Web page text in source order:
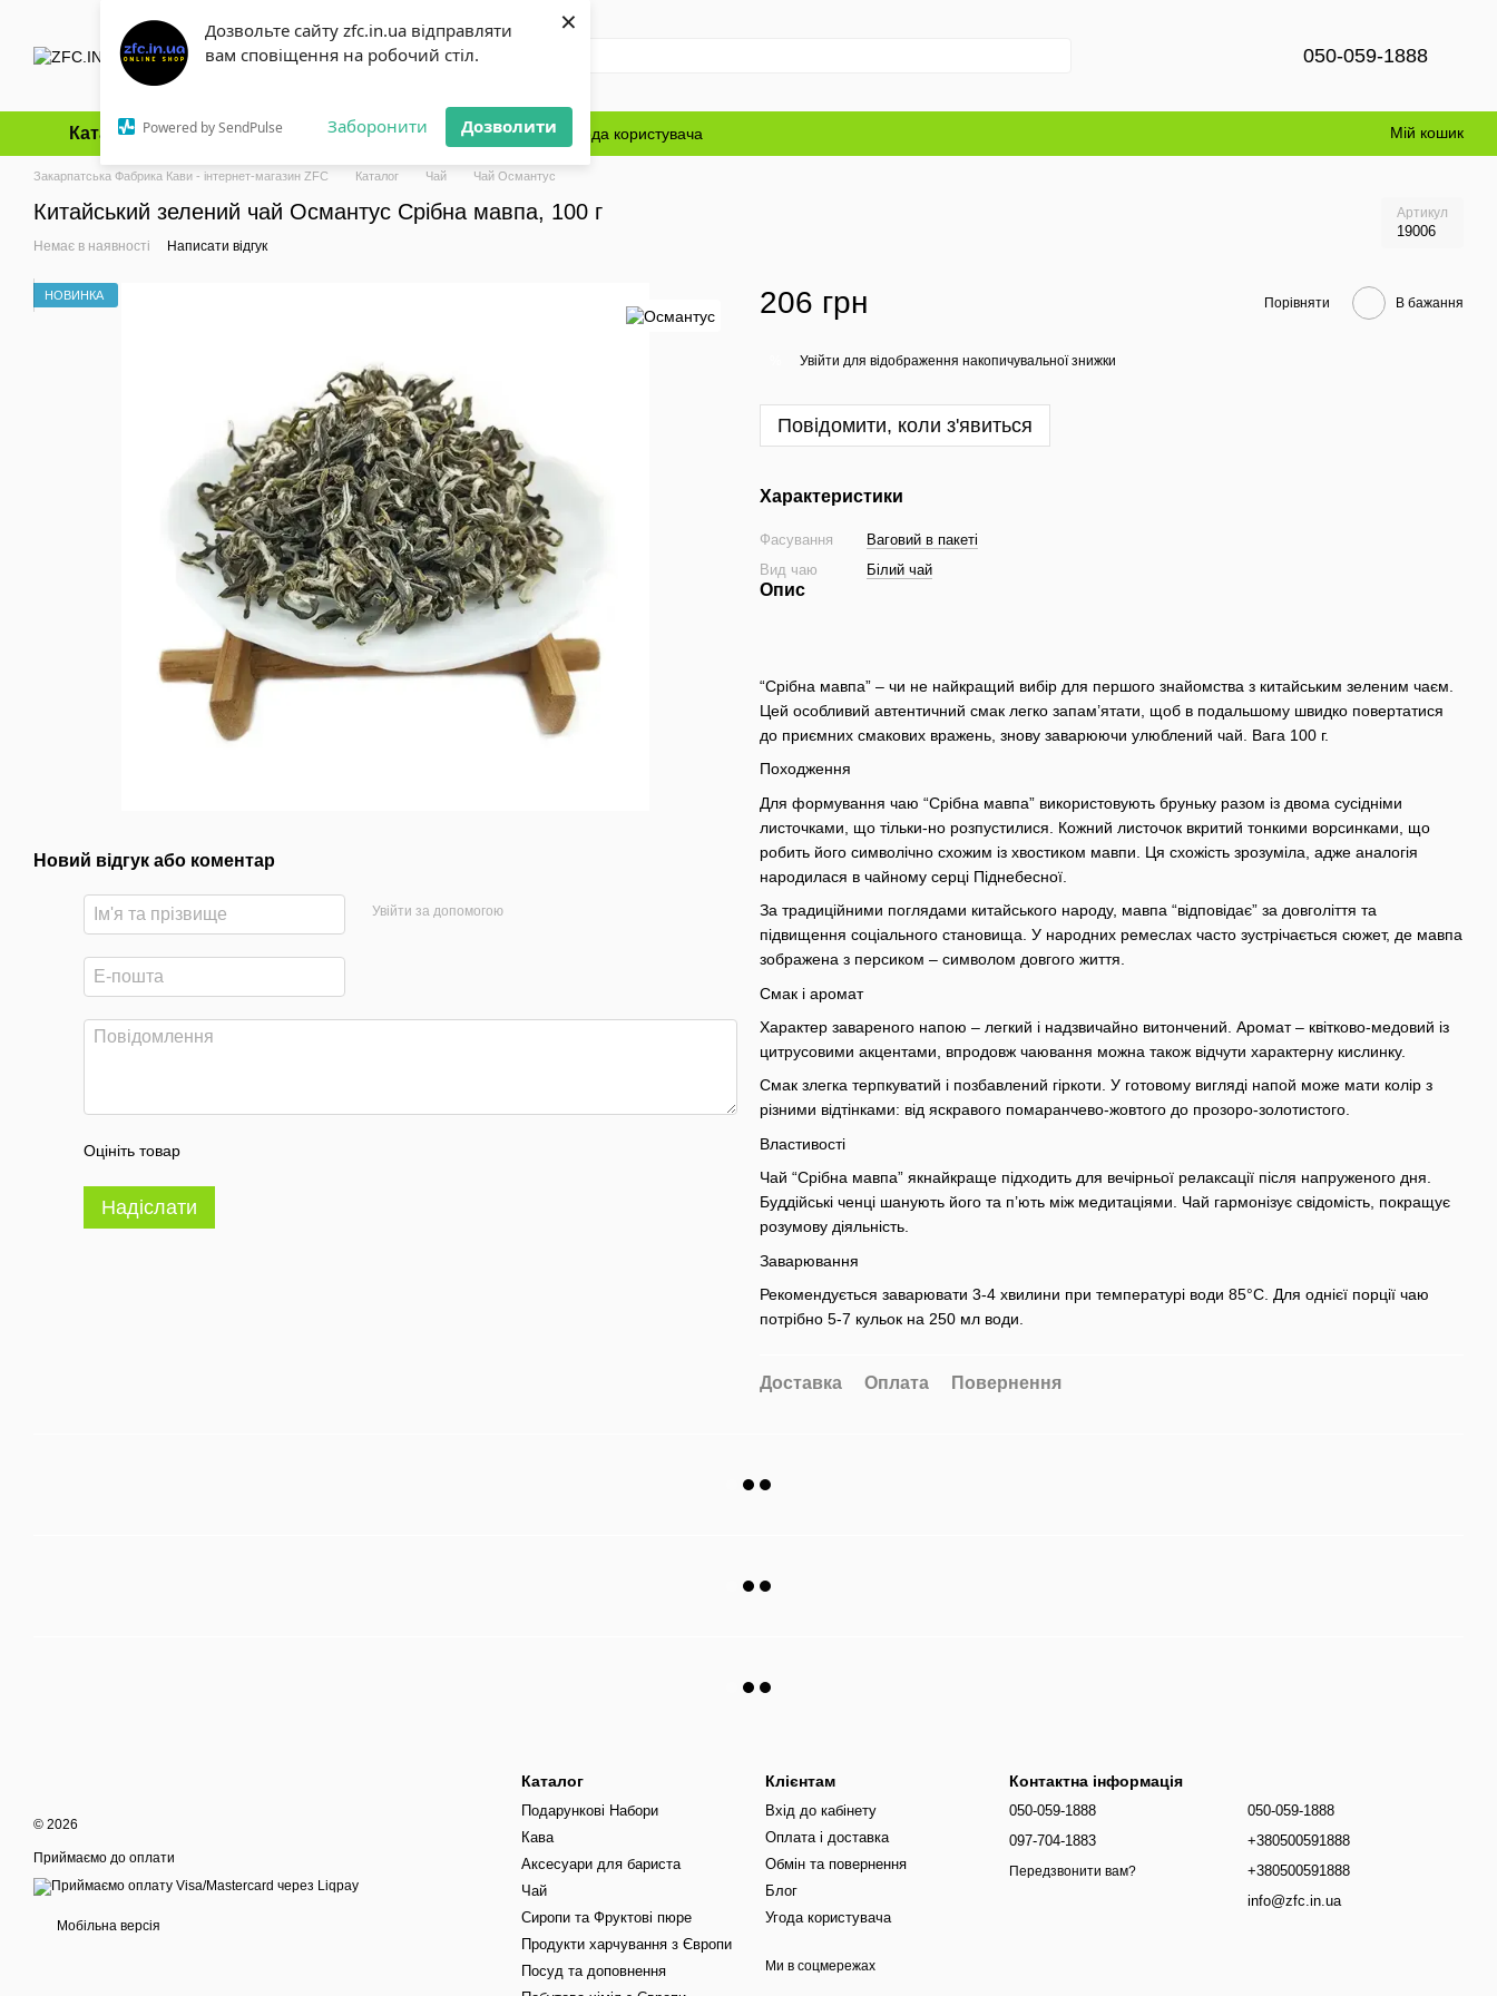
Дозвольте сайту zfc.in.ua відправляти
вам сповіщення на робочий стіл.
Powered by SendPulse Заборонити Дозволити
×
Перейти до основного контенту
050-059-1888
Каталог Оплата і доставка Обмін та повернення Блог Угода користувача Мій кошик
Закарпатська Фабрика Кави - інтернет-магазин ZFC Каталог Чай Чай Османтус
Китайський зелений чай Османтус Срібна мавпа, 100 г Артикул
19006
Немає в наявності Написати відгук
НОВИНКА
Новий відгук або коментар
Увійти за допомогою
Оцініть товар
Надіслати
206 грн Порівняти В бажання
Увійти для відображення накопичувальної знижки
Повідомити, коли з'явиться
Характеристики
Фасування
Ваговий в пакеті
Вид чаю
Білий чай
Опис
“Срібна мавпа” – чи не найкращий вибір для першого знайомства з китайським зеленим чаєм.
Цей особливий автентичний смак легко запам’ятати, щоб в подальшому швидко повертатися
до приємних смакових вражень, знову заварюючи улюблений чай. Вага 100 г.
Походження
Для формування чаю “Срібна мавпа” використовують бруньку разом із двома сусідніми
листочками, що тільки-но розпустилися. Кожний листочок вкритий тонкими ворсинками, що
робить його символічно схожим із хвостиком мавпи. Ця схожість зрозуміла, адже аналогія
народилася в чайному серці Піднебесної.
За традиційними поглядами китайського народу, мавпа “відповідає” за довголіття та
підвищення соціального становища. У народних ремеслах часто зустрічається сюжет, де мавпа
зображена з персиком – символом довгого життя.
Смак і аромат
Характер завареного напою – легкий і надзвичайно витончений. Аромат – квітково-медовий із
цитрусовими акцентами, впродовж чаювання можна також відчути характерну кислинку.
Смак злегка терпкуватий і позбавлений гіркоти. У готовому вигляді напой може мати колір з
різними відтінками: від яскравого помаранчево-жовтого до прозоро-золотистого.
Властивості
Чай “Срібна мавпа” якнайкраще підходить для вечірньої релаксації після напруженого дня.
Буддійські ченці шанують його та п’ють між медитаціями. Чай гармонізує свідомість, покращує
розумову діяльність.
Заварювання
Рекомендується заварювати 3-4 хвилини при температурі води 85°С. Для однієї порції чаю
потрібно 5-7 кульок на 250 мл води.
Доставка Оплата Повернення
© 2026
Приймаємо до оплати
Мобільна версія
Каталог
Подарункові Набори
Кава
Аксесуари для бариста
Чай
Сиропи та Фруктові пюре
Продукти харчування з Європи
Посуд та доповнення
Клієнтам
Вхід до кабінету
Оплата і доставка
Обмін та повернення
Блог
Угода користувача
Ми в соцмережах
Контактна інформація
050-059-1888
097-704-1883
Передзвонити вам?
050-059-1888
+380500591888
+380500591888
info@zfc.in.ua